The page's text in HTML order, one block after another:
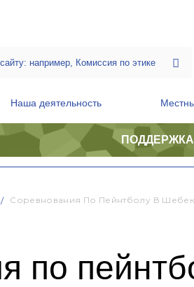
Наша деятельность
Соревнования По Пейнтболу В
по